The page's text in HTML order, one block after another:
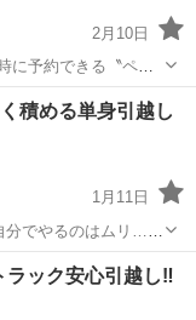
2月10日
に予約できる〝ペッ
心に関
物
積める単身引越し
1月11日
でやるのはムリ…」
ラック安心引越し‼️